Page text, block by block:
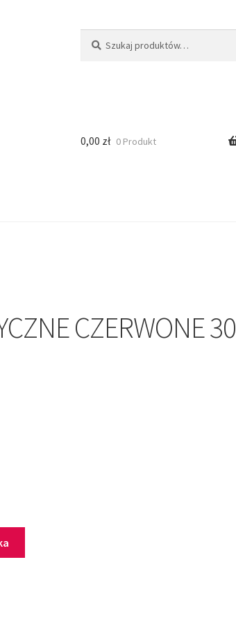
0,00 zł 0 Produkt
CZERWONE 30